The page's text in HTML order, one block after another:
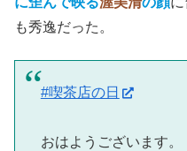
も秀逸だった。
#喫茶店の日
おはようございます。